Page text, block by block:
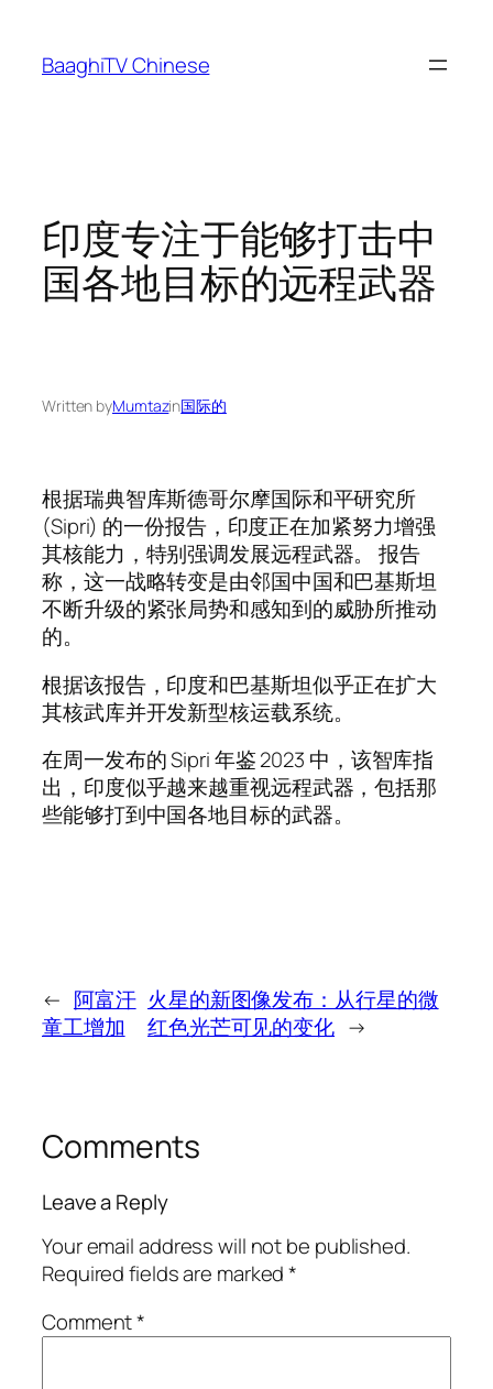
content
BaaghiTV Chinese
印度专注于能够打击中
国各地目标的远程武器
Written byMumtazin国际的
根据瑞典智库斯德哥尔摩国际和平研究所
(Sipri) 的一份报告，印度正在加紧努力增强
其核能力，特别强调发展远程武器。 报告
称，这一战略转变是由邻国中国和巴基斯坦
不断升级的紧张局势和感知到的威胁所推动
的。
根据该报告，印度和巴基斯坦似乎正在扩大
其核武库并开发新型核运载系统。
在周一发布的 Sipri 年鉴 2023 中，该智库指
出，印度似乎越来越重视远程武器，包括那
些能够打到中国各地目标的武器。
← 阿富汗
童工增加
火星的新图像发布：从行星的微
红色光芒可见的变化 →
Comments
Leave a Reply
Your email address will not be published.
Required fields are marked*
Comment*